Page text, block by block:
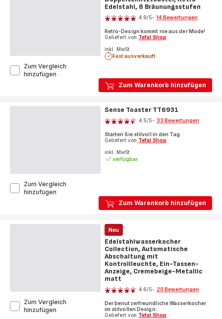
Zum Warenkorb hinzufügen
Edelstahl, 8 Bräunungsstufen
Bewertung
4.9/5- 14 Bewertungen
Retro-Design kommt nie aus der Mode!
Geliefert von Tefal Shop
inkl. MwSt
Fast ausverkauft
Zum Vergleich
hinzufügen
Doppelschlitztoaster,
8
Bräunungsstufen
Zum Warenkorb hinzufügen
Sense Toaster TT6931
Bewertung
4.5/5- 33 Bewertungen
Starten Sie stilvoll in den Tag
Geliefert von Tefal Shop
inkl. MwSt
verfügbar
Zum Vergleich
hinzufügen
Neu
Edelstahlwasserkocher
Collection, Automatische
Abschaltung mit
Kontrollleuchte, Ein-Tassen-
Anzeige, Cremebeige-Metallic
matt
Bewertung
4.6/5- 20 Bewertungen
Der benutzerfreundliche Wasserkocher
im stilvollen Design
Geliefert von Tefal Shop
Zum Vergleich
hinzufügen Edelstahlwasserkocher